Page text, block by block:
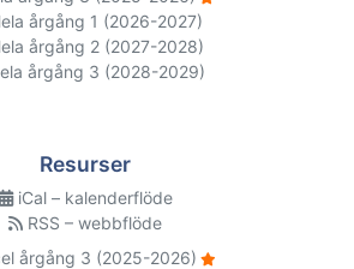
årgång 1 (2026-2027)
årgång 2 (2027-2028)
årgång 3 (2028-2029)
Resurser
iCal – kalenderflöde
RSS – webbflöde
årgång 3 (2025-2026)